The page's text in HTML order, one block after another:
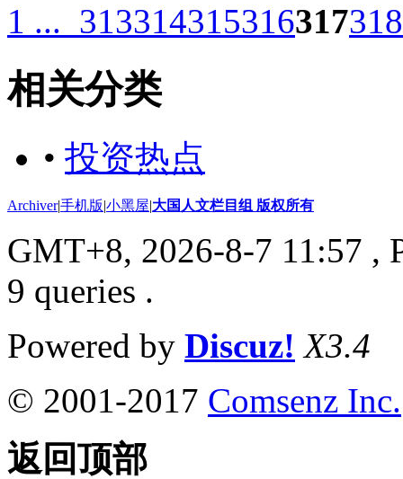
1 ... 313314315316317318
相关分类
• 投资热点
Archiver|手机版|小黑屋|大国人文栏目组 版权所有
GMT+8, 2026-8-7 11:57 ,
9 queries .
Powered by Discuz! X3.4
© 2001-2017 Comsenz Inc.
返回顶部